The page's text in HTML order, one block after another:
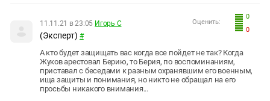
0
0
Оценить:
11.11.21 в 23:05 Игорь С
(Эксперт) #
А кто будет защищать вас когда все пойдет не так? Когда
Жуков арестовал Берию, то Берия, по воспоминаниям,
приставал с беседами к разным охранявшим его военным,
ища защиты и понимания, но никто не обращал на его
просьбы никакого внимания...